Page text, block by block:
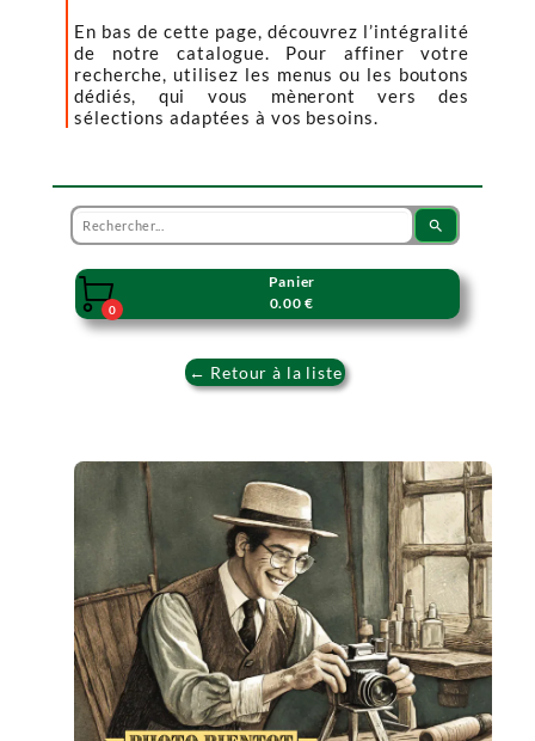
En bas de cette page, découvrez l’intégralité
de notre catalogue. Pour affiner votre
recherche, utilisez les menus ou les boutons
dédiés, qui vous mèneront vers des
sélections adaptées à vos besoins.
search

0
Panier
0.00 €
← Retour à la liste